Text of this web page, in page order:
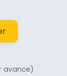
avance)